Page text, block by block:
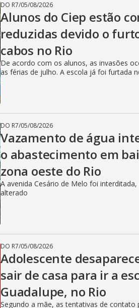
DO R7/05/08/2026
Alunos do Ciep estão
reduzidas devido o
cabos no Rio
De acordo com os alunos, as invasões
as férias de julho. A escola já foi furtada
DO R7/05/08/2026
Vazamento de água
o abastecimento em
zona oeste do Rio
A avenida Cesário de Melo foi
alterado
DO R7/05/08/2026
Adolescente
sair de casa para ir a
Guadalupe, no Rio
Segundo a mãe, as tentativas de contato